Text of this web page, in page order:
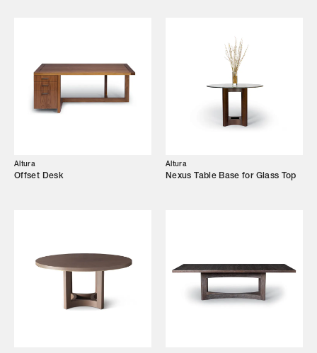
Altura
Offset Desk
Altura
Nexus Table Base for Glass Top